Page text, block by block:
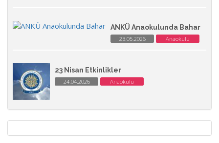
ANKÜ Anaokulunda Bahar
23.05.2026 Anaokulu
23 Nisan Etkinlikler
24.04.2026 Anaokulu